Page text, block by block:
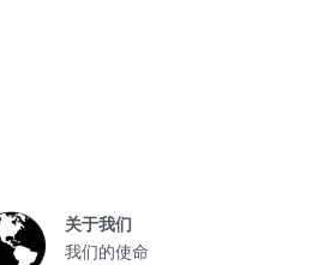
关于我们
我们的使命